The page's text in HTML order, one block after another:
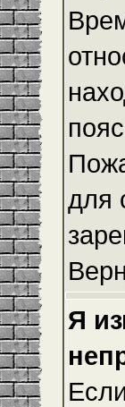
для
Я